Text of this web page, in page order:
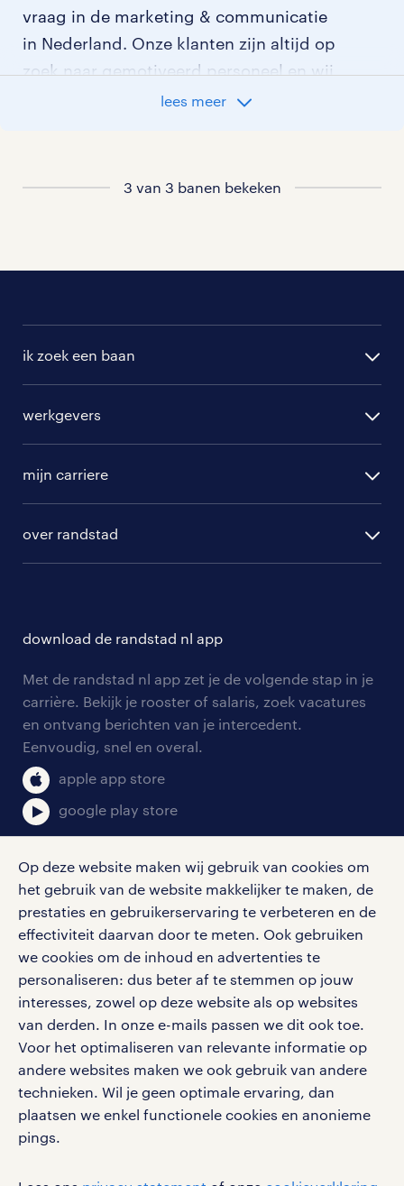
Op deze website maken wij gebruik van cookies om
het gebruik van de website makkelijker te maken, de
prestaties en gebruikerservaring te verbeteren en de
effectiviteit daarvan door te meten. Ook gebruiken
we cookies om de inhoud en advertenties te
personaliseren: dus beter af te stemmen op jouw
interesses, zowel op deze website als op websites
van derden. In onze e-mails passen we dit ook toe.
Voor het optimaliseren van relevante informatie op
andere websites maken we ook gebruik van andere
technieken. Wil je geen optimale ervaring, dan
plaatsen we enkel functionele cookies en anonieme
pings.
vraag in de marketing & communicatie
in Nederland. Onze klanten zijn altijd op
zoek naar gemotiveerd personeel en wij
kijken graag samen met je naar de
meest recente vacatures.
lees meer
3 van 3 banen bekeken
ik zoek een baan
randstad professional
randstad digital
werkgevers
hr-diensten
branches
tarieven
personeel gezocht
aanmelden nieuwsbrief
mijn carriere
solliciteren
blogs en artikelen
salarischecker
bruto-netto calculator
over randstad
onze vestigingen
pers
klachten en misstanden
download de randstad nl app
Met de randstad nl app zet je de volgende stap in je
carrière. Bekijk je rooster of salaris, zoek vacatures
en ontvang berichten van je intercedent.
Eenvoudig, snel en overal.
apple app store
google play store
social media
Volg ons voor de leukste content omtrent
vacatures, solliciteren en inspiratie.
werken bij randstad
gebruikersvoorwaarden
privacystatement
cookies